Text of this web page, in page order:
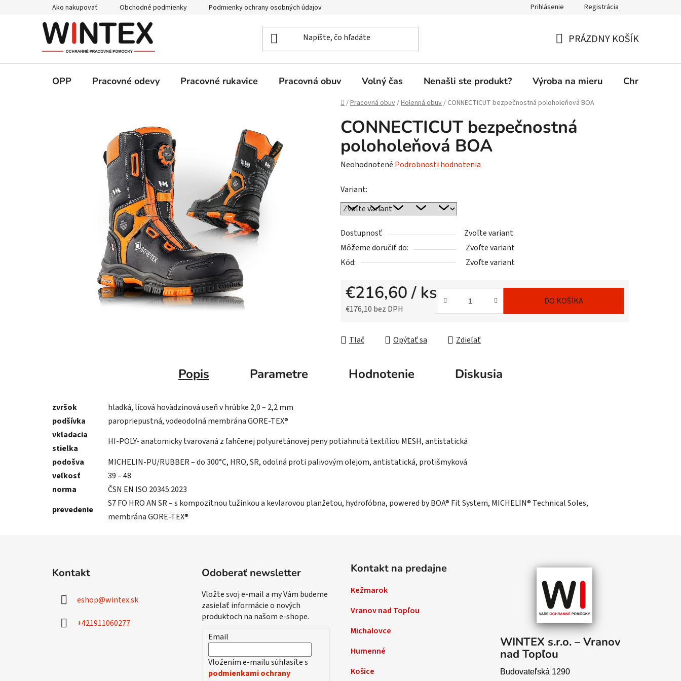
Ako nakupovať Obchodné podmienky Podmienky ochrany osobných údajov Prihlásenie Registrácia
KOŠÍK
PRÁZDNY KOŠÍK
OPP Pracovné odevy Pracovné rukavice Pracovná obuv Volný čas Nenašli ste produkt? Výroba na mieru Chránená
Domov
/Pracovná obuv/Holenná obuv/ CONNECTICUT bezpečnostná poloholeňová BOA
CONNECTICUT bezpečnostná
poloholeňová BOA
Priemerné
produktu
je
0,0
z
5
hviezdičiek.
Neohodnotené Podrobnosti hodnotenia
Variant:
Dostupnosť
Zvoľte variant
Môžeme doručiť do:
Zvoľte variant
Kód:
Zvoľte variant
€216,60/ ks
€176,10 bez DPH
DO KOŠÍKA
Tlač Opýtať sa Zdieľať
Popis Parametre Hodnotenie Diskusia
zvršok
hladká, lícová hovädzinová useň v hrúbke 2,0 – 2,2 mm
podšívka
paropriepustná, vodeodolná membrána GORE-TEX®
vkladacia
stielka
HI-POLY- anatomicky tvarovaná z ľahčenej polyuretánovej peny potiahnutá textíliou MESH, antistatická
podošva
MICHELIN-PU/RUBBER – do 300°C, HRO, SR, odolná proti palivovým olejom, antistatická, protišmyková
veľkosť
39 – 48
norma
ČSN EN ISO 20345:2023
prevedenie
S7 FO HRO AN SR – s kompozitnou tužinkou a kevlarovou planžetou, hydrofóbna, powered by BOA® Fit System, MICHELIN® Technical Soles,
membrána GORE-TEX®
Kontakt
eshop@wintex.sk
+421911060277
Odoberať newsletter
Vložte svoj e-mail a my Vám budeme
zasielať informácie o nových
produktoch na našom e-shope.
Email
Vložením e-mailu súhlasíte s
podmienkami ochrany
Kontakt na predajne
Kežmarok
Vranov nad Topľou
Michalovce
Humenné
Košice
WINTEX s.r.o. – Vranov
nad Topľou
Budovateľská 1290